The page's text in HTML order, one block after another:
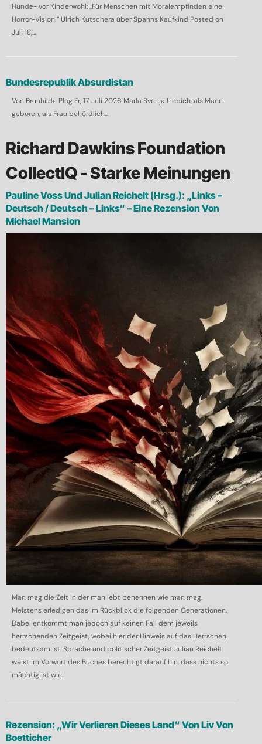
Hunde- vor Kinderwohl: „Für Menschen mit Moralempfinden eine
Horror-Vision!“ Ulrich Kutschera über Spahns Kaufkind Posted on
Juli 18,...
Bundesrepublik Absurdistan
Von Brunhilde Plog Fr, 17. Juli 2026 Marla Svenja Liebich, als Mann
geboren, als Frau behördlich...
Richard Dawkins Foundation
CollectIQ - Starke Meinungen
Pauline Voss Und Julian Reichelt (Hrsg.): „Links –
Deutsch / Deutsch – Links“ – Eine Rezension Von
Michael Mansion
Man mag die Zeit in der man lebt benennen wie man mag.
Meistens erledigen das im Rückblick die folgenden Generationen.
Dabei entkommt man jedoch auf keinen Fall dem jeweils
herrschenden Zeitgeist, wobei hier der Hinweis auf das Herrschen
bedeutsam ist. Sprache und politischer Zeitgeist Julian Reichelt
weist im Vorwort des Buches berechtigt darauf hin, dass nichts so
mächtig ist wie...
Rezension: „Wir Verlieren Dieses Land“ Von Liv Von
Boetticher